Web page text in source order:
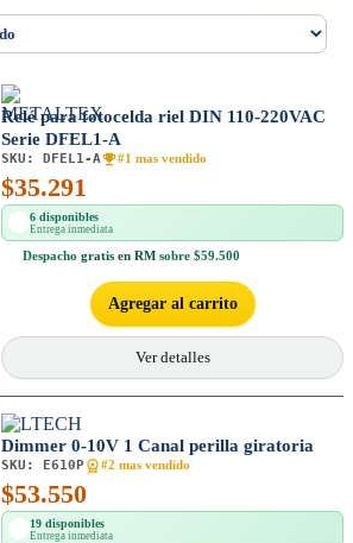
Relé para fotocelda riel DIN 110-220VAC
Serie DFEL1-A
SKU: DFEL1-A #1 mas vendido
$35.291
6 disponibles
Entrega inmediata
Despacho gratis en RM sobre $59.500
Agregar al carrito
Ver detalles
Dimmer 0-10V 1 Canal perilla giratoria
SKU: E610P #2 mas vendido
$53.550
19 disponibles
Entrega inmediata